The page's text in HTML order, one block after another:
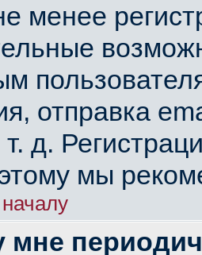
менее
отправка
т. д.
мы
мне